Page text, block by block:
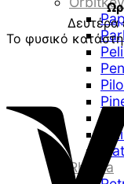
Rhodia
Δευτέρα
Το φυσικό